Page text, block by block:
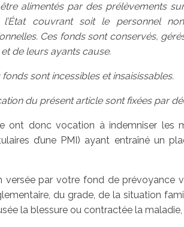
alimentés par des prélèvements
couvrant soit le personnel
Ces fonds sont conservés,
de leurs ayants cause.
sont incessibles et insaisissables.
du présent article sont fixées par
ont donc vocation à indemniser les
d’une PMI) ayant entraîné un
versée par votre fond de prévoyance
du grade, de la situation
la blessure ou contractée la maladie,